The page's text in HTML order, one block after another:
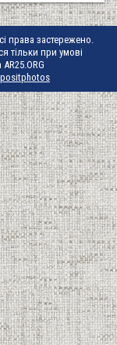
права застережено.
тільки при умові